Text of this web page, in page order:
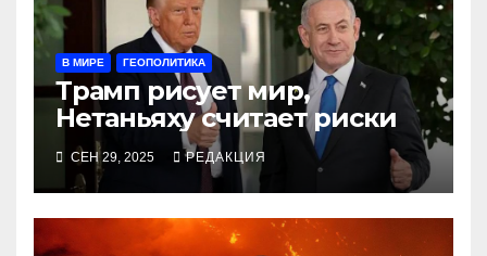
В МИРЕ ГЕОПОЛИТИКА
Трамп рисует мир,
Нетаньяху считает риски
СЕН 29, 2025 РЕДАКЦИЯ